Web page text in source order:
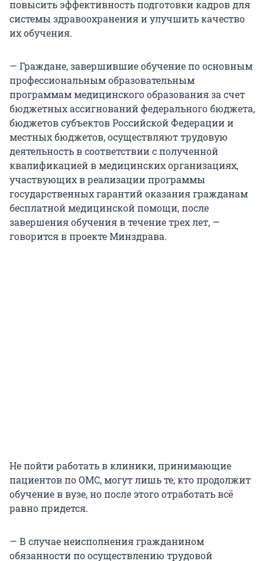
повысить эффективность подготовки кадров для
системы здравоохранения и улучшить качество
их обучения.
— Граждане, завершившие обучение по основным
профессиональным образовательным
программам медицинского образования за счет
бюджетных ассигнований федерального бюджета,
бюджетов субъектов Российской Федерации и
местных бюджетов, осуществляют трудовую
деятельность в соответствии с полученной
квалификацией в медицинских организациях,
участвующих в реализации программы
государственных гарантий оказания гражданам
бесплатной медицинской помощи, после
завершения обучения в течение трех лет, —
говорится в проекте Минздрава.
Не пойти работать в клиники, принимающие
пациентов по ОМС, могут лишь те, кто продолжит
обучение в вузе, но после этого отработать всё
равно придется.
— В случае неисполнения гражданином
обязанности по осуществлению трудовой